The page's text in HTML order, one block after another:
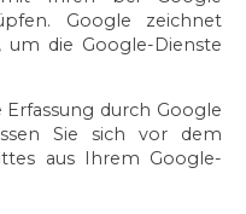
Google zeichnet
um die Google-Dienste
durch Google
Sie sich vor dem
aus Ihrem Google-